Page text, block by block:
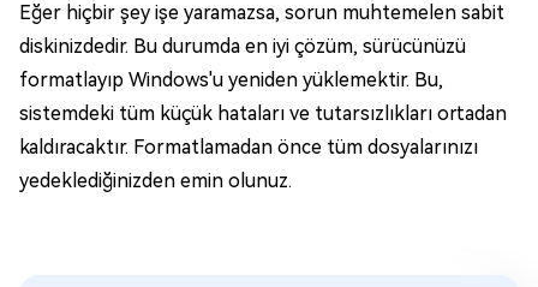
Eğer hiçbir şey işe yaramazsa, sorun muhtemelen sabit
diskinizdedir. Bu durumda en iyi çözüm, sürücünüzü
formatlayıp Windows'u yeniden yüklemektir. Bu,
sistemdeki tüm küçük hataları ve tutarsızlıkları ortadan
kaldıracaktır. Formatlamadan önce tüm dosyalarınızı
yedeklediğinizden emin olunuz.